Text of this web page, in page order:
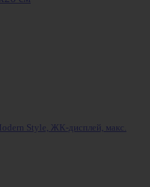
Style, ЖК-дисплей, макс.